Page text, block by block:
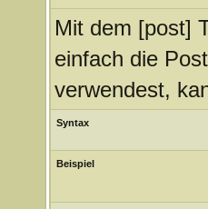
Mit dem [post]
einfach die
verwendest,
Syntax
Beispiel